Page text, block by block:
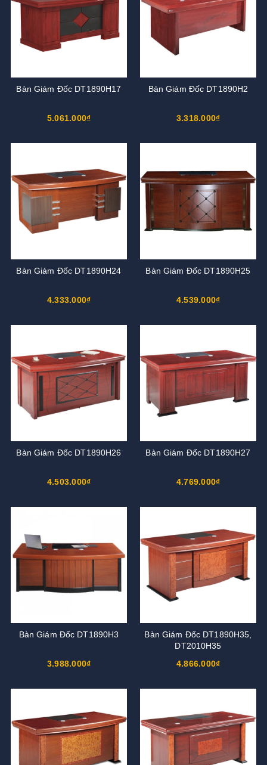
Bàn Giám Đốc DT1890H17
5.061.000₫
Bàn Giám Đốc DT1890H2
3.318.000₫
Bàn Giám Đốc DT1890H24
4.333.000₫
Bàn Giám Đốc DT1890H25
4.539.000₫
Bàn Giám Đốc DT1890H26
4.503.000₫
Bàn Giám Đốc DT1890H27
4.769.000₫
Bàn Giám Đốc DT1890H3
3.988.000₫
Bàn Giám Đốc DT1890H35,
DT2010H35
4.866.000₫